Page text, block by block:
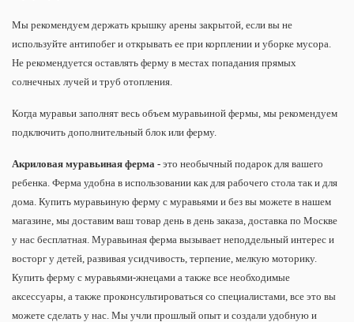
Мы рекомендуем держать крышку арены закрытой, если вы не
используйте антипобег и открывать ее при корплении и уборке мусора.
Не рекомендуется оставлять ферму в местах попадания прямых
солнечных лучей и труб отопления.
Когда муравьи заполнят весь объем муравьиной фермы, мы рекомендуем
подключить дополнительный блок или ферму.
Акриловая муравьиная ферма - это необычный подарок для вашего
ребенка. Ферма удобна в использовании как для рабочего стола так и для
дома. Купить муравьиную ферму с муравьями и без вы можете в нашем
магазине, мы доставим ваш товар день в день заказа, доставка по Москве
у нас бесплатная. Муравьиная ферма вызывает неподдельный интерес и
восторг у детей, развивая усидчивость, терпение, мелкую моторику.
Купить ферму с муравьями-жнецами а также все необходимые
аксессуары, а также проконсультироваться со специалистами, все это вы
можете сделать у нас. Мы учли прошлый опыт и создали удобную и